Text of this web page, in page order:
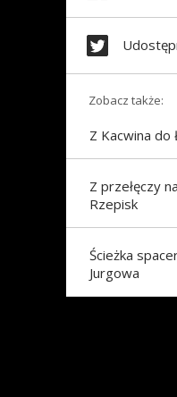
Zobacz także:
Z Kacwina do
Z przełęczy
Rzepisk
Ścieżka
Jurgowa